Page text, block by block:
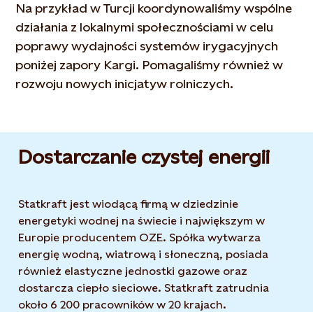
Na przykład w Turcji koordynowaliśmy wspólne
działania z lokalnymi społecznościami w celu
poprawy wydajności systemów irygacyjnych
poniżej zapory Kargi. Pomagaliśmy również w
rozwoju nowych inicjatyw rolniczych.
Dostarczanie czystej energii
Statkraft jest wiodącą firmą w dziedzinie
energetyki wodnej na świecie i największym w
Europie producentem OZE. Spółka wytwarza
energię wodną, wiatrową i słoneczną, posiada
również elastyczne jednostki gazowe oraz
dostarcza ciepło sieciowe. Statkraft zatrudnia
około 6 200 pracowników w 20 krajach.